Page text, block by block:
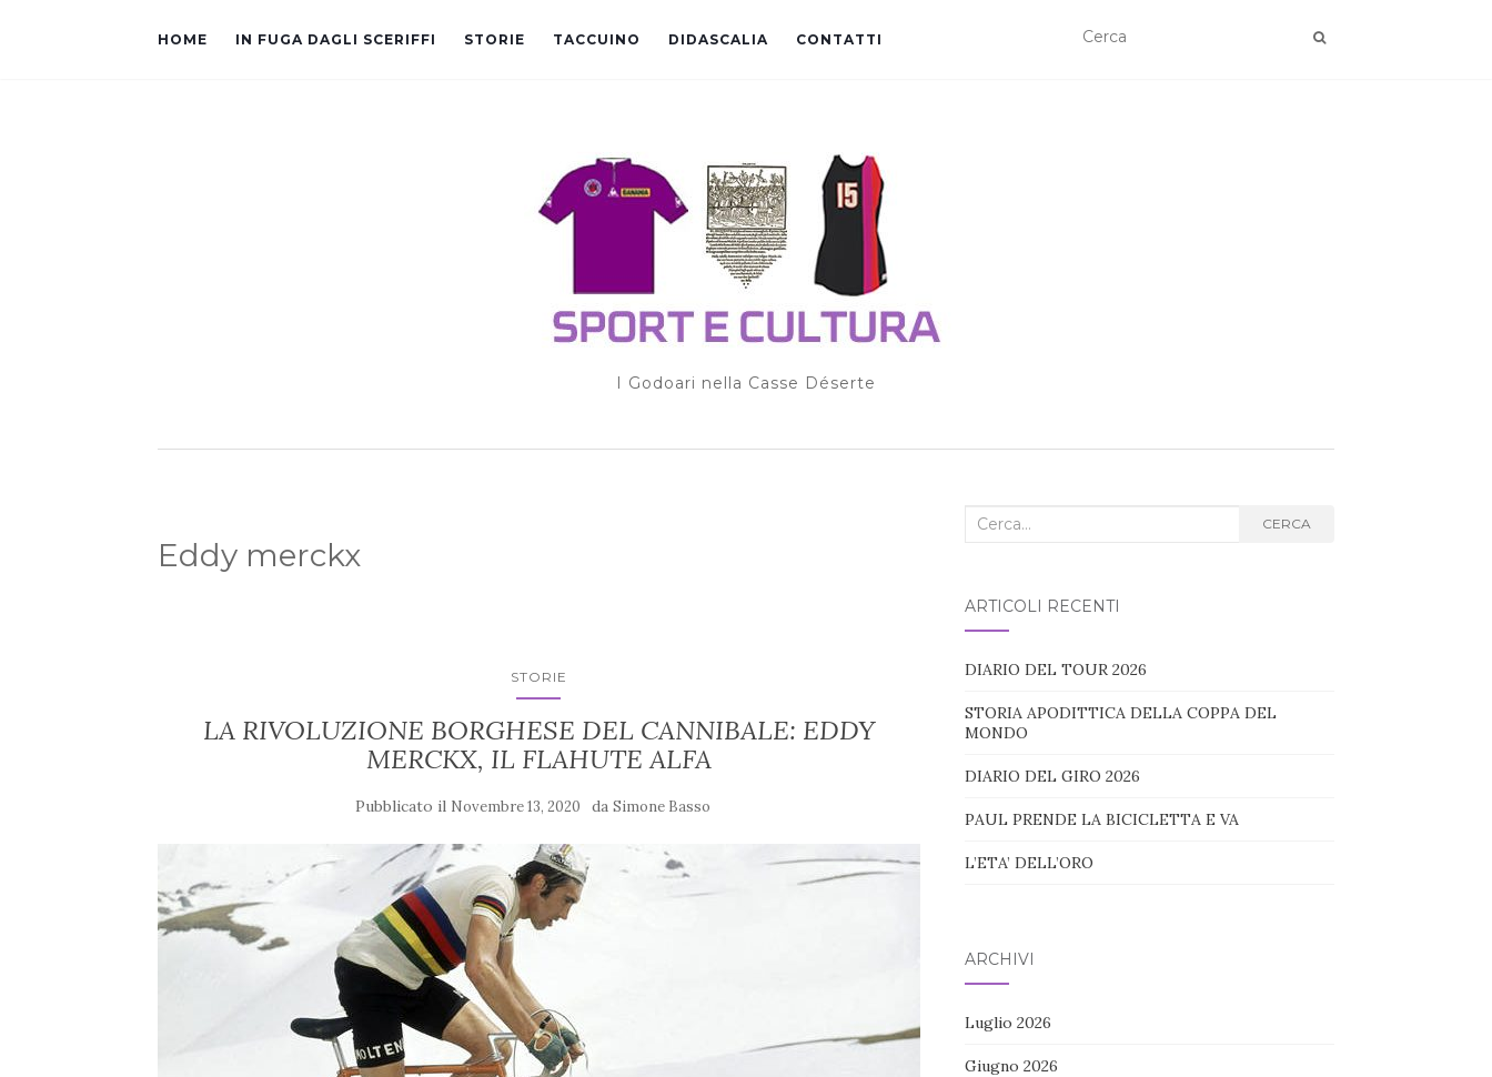
HOME IN FUGA DAGLI SCERIFFI STORIE TACCUINO DIDASCALIA CONTATTI
I Godoari nella Casse Déserte
Eddy merckx
STORIE
LA RIVOLUZIONE BORGHESE DEL CANNIBALE: EDDY
MERCKX, IL FLAHUTE ALFA
Pubblicato il Novembre 13, 2020 daSimone Basso
Cerca
CERCA
ARTICOLI RECENTI
DIARIO DEL TOUR 2026
STORIA APODITTICA DELLA COPPA DEL
MONDO
DIARIO DEL GIRO 2026
PAUL PRENDE LA BICICLETTA E VA
L’ETA’ DELL’ORO
ARCHIVI
Luglio 2026
Giugno 2026